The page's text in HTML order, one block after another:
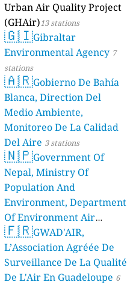
Urban Air Quality Project
(GHAir)13 stations
🇬🇮Gibraltar
Environmental Agency 7
stations
🇦🇷Gobierno De Bahía
Blanca, Direction Del
Medio Ambiente,
Monitoreo De La Calidad
Del Aire 3 stations
🇳🇵Government Of
Nepal, Ministry Of
Population And
Environment, Department
Of Environment Air
Quality Monitoring
stations
🇫🇷GWAD'AIR,
L’Association Agréée De
Surveillance De La Qualité
De L'Air En Guadeloupe 6